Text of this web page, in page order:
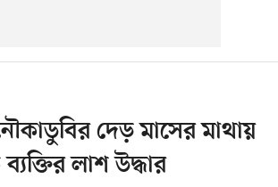
দেড় মাসের মাথায়
লাশ উদ্ধার